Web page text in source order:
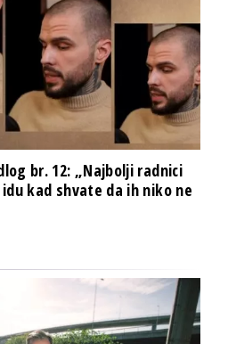
br. 12: „Najbolji radnici
kad shvate da ih niko ne